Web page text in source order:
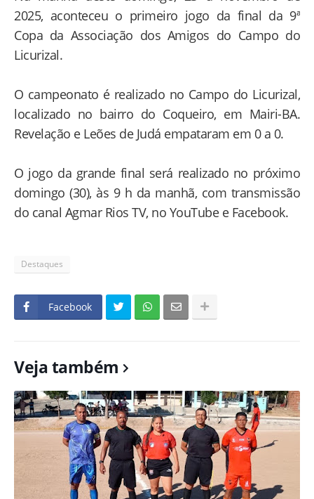
2025, aconteceu o primeiro jogo da final da 9ª
Copa da Associação dos Amigos do Campo do
Licurizal.
O campeonato é realizado no Campo do Licurizal,
localizado no bairro do Coqueiro, em Mairi-BA.
Revelação e Leões de Judá empataram em 0 a 0.
O jogo da grande final será realizado no próximo
domingo (30), às 9 h da manhã, com transmissão
do canal Agmar Rios TV, no YouTube e Facebook.
Destaques
Facebook
Veja também